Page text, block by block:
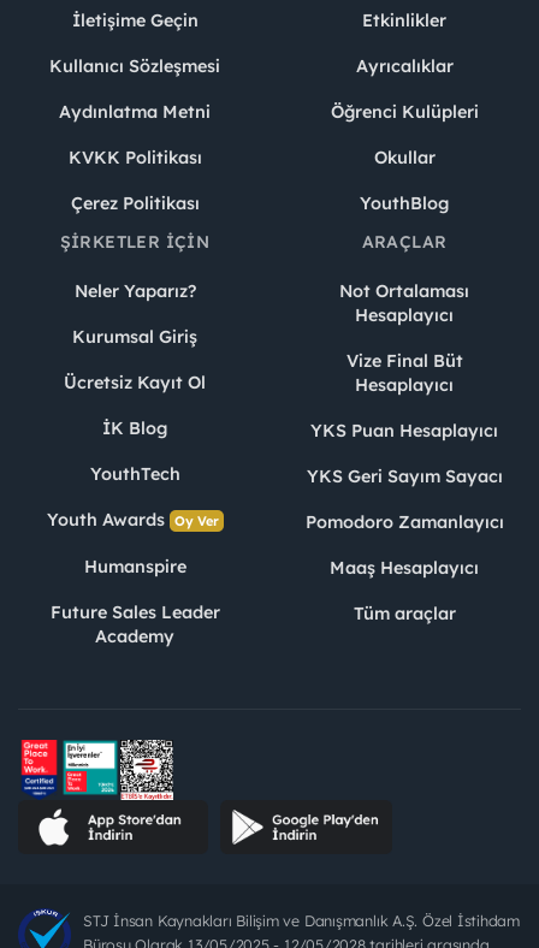
İletişime Geçin
Kullanıcı Sözleşmesi
Aydınlatma Metni
KVKK Politikası
Çerez Politikası
Etkinlikler
Ayrıcalıklar
Öğrenci Kulüpleri
Okullar
YouthBlog
ŞIRKETLER İÇIN
Neler Yaparız?
Kurumsal Giriş
Ücretsiz Kayıt Ol
İK Blog
YouthTech
Youth Awards Oy Ver
Humanspire
Future Sales Leader
Academy
ARAÇLAR
Not Ortalaması
Hesaplayıcı
Vize Final Büt
Hesaplayıcı
YKS Puan Hesaplayıcı
YKS Geri Sayım Sayacı
Pomodoro Zamanlayıcı
Maaş Hesaplayıcı
Tüm araçlar
STJ İnsan Kaynakları Bilişim ve Danışmanlık A.Ş. Özel İstihdam